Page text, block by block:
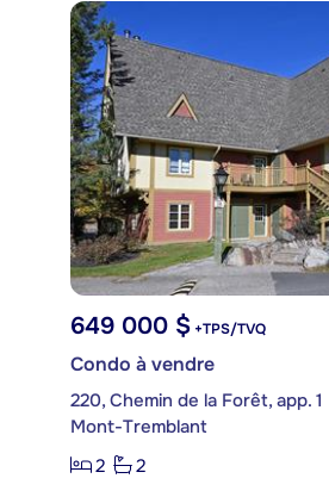
649 000 $ +TPS/TVQ
Condo à vendre
220, Chemin de la Forêt, app. 1
Mont-Tremblant
2
2